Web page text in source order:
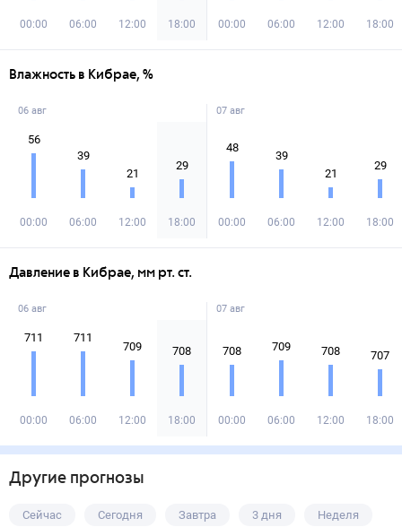
00:00 06:00 12:00 18:00 00:00 06:00 12:00 18:00
Влажность в Кибрае, %
06 авг
56
00:00
39
06:00
21
12:00
29
18:00
07 авг
48
00:00
39
06:00
21
12:00
29
18:00
Давление в Кибрае, мм рт. ст.
06 авг
711
00:00
711
06:00
709
12:00
708
18:00
07 авг
708
00:00
709
06:00
708
12:00
707
18:00
Другие прогнозы
Сейчас Сегодня Завтра 3 дня Неделя